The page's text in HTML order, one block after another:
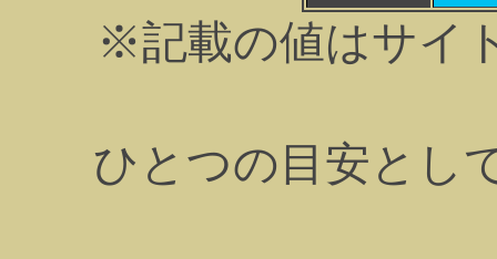
※記載の値はサイ
ひとつの目安とし